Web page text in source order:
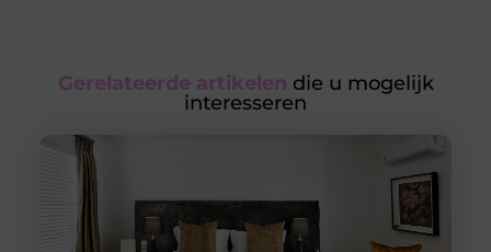
Gerelateerde artikelen die u mogelijk
interesseren